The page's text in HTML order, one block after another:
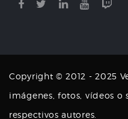
Copyright © 2012 - 2025
imágenes, fotos, vídeos o
respectivos autores.